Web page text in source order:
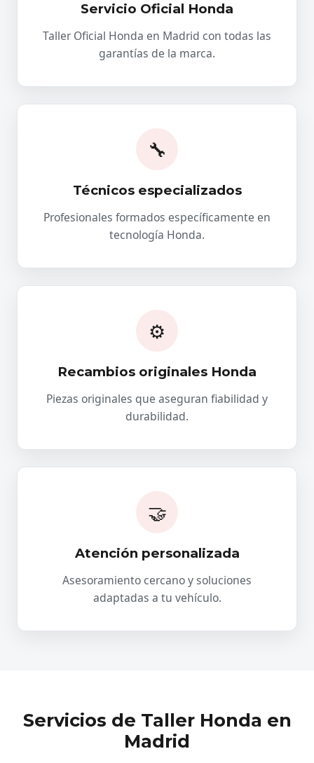
Servicio Oficial Honda
Taller Oficial Honda en Madrid con todas las
garantías de la marca.
🔧
Técnicos especializados
Profesionales formados específicamente en
tecnología Honda.
⚙️
Recambios originales Honda
Piezas originales que aseguran fiabilidad y
durabilidad.
🤝
Atención personalizada
Asesoramiento cercano y soluciones
adaptadas a tu vehículo.
Servicios de Taller Honda en
Madrid